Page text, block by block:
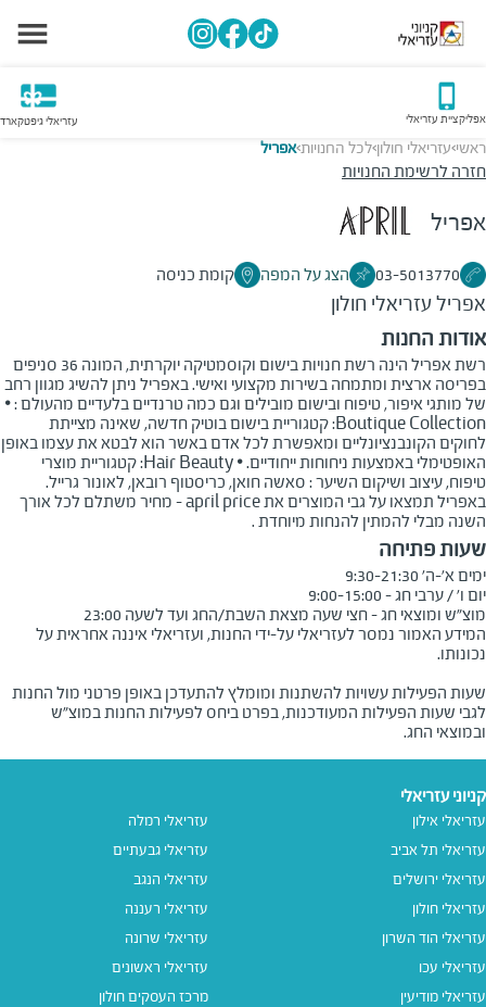
אפליקציית עזריאלי עזריאלי גיפטקארד
ראשי>עזריאלי חולון>לכל החנויות>אפריל
חזרה לרשימת החנויות
אפריל
03-5013770 הצג על המפה קומת כניסה
אפרילעזריאלי חולון
אודות החנות
רשת אפריל הינה רשת חנויות בישום וקוסמטיקה יוקרתית, המונה 36 סניפים
בפריסה ארצית ומתמחה בשירות מקצועי ואישי. באפריל ניתן להשיג מגוון רחב
של מותגי איפור, טיפוח ובישום מובילים וגם כמה טרנדיים בלעדיים מהעולם : •
Boutique Collection: קטגוריית בישום בוטיק חדשה, שאינה מצייתת
לחוקים הקונבנציונליים ומאפשרת לכל אדם באשר הוא לבטא את עצמו באופן
האופטימלי באמצעות ניחוחות ייחודיים. • Hair Beauty: קטגוריית מוצרי
טיפוח, עיצוב ושיקום השיער : סאשה חואן, כריסטוף רובאן, לאונור גרייל.
באפריל תמצאו על גבי המוצרים את april price - מחיר משתלם לכל אורך
השנה מבלי להמתין להנחות מיוחדת .
שעות פתיחה
מוצ"ש ומוצאי חג - חצי שעה מצאת השבת/החג ועד לשעה 23:00
המידע האמור נמסר לעזריאלי על-ידי החנות, ועזריאלי איננה אחראית על
שעות הפעילות עשויות להשתנות ומומלץ להתעדכן באופן פרטני מול החנות
לגבי שעות הפעילות המעודכנות, בפרט ביחס לפעילות החנות במוצ"ש
ובמוצאי החג.
קניוני עזריאלי
עזריאלי אילון
עזריאלי תל אביב
עזריאלי ירושלים
עזריאלי חולון
עזריאלי הוד השרון
עזריאלי עכו
עזריאלי מודיעין
עזריאלי רמלה
עזריאלי גבעתיים
עזריאלי הנגב
עזריאלי רעננה
עזריאלי שרונה
עזריאלי ראשונים
מרכז העסקים חולון